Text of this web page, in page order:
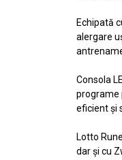
Echipată
alergare
Consola
programe
eficient și
Lotto
dar și cu